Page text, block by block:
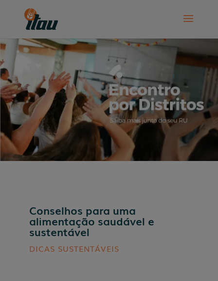
Conselhos para uma
alimentação saudável e
sustentável
DICAS SUSTENTÁVEIS